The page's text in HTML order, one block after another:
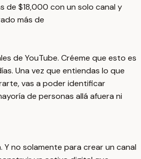
de $18,000 con un solo canal y
más de
de YouTube. Créeme que esto es
Una vez que entiendas lo que
vas a poder identificar
de personas allá afuera ni
no solamente para crear un canal